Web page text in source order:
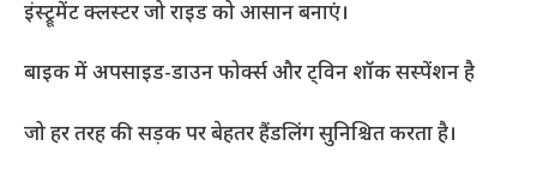
इंस्ट्रूमेंट क्लस्टर जो राइड को आसान बनाएं।
बाइक में अपसाइड-डाउन फोर्क्स और ट्विन शॉक सस्पेंशन है
जो हर तरह की सड़क पर बेहतर हैंडलिंग सुनिश्चित करता है।